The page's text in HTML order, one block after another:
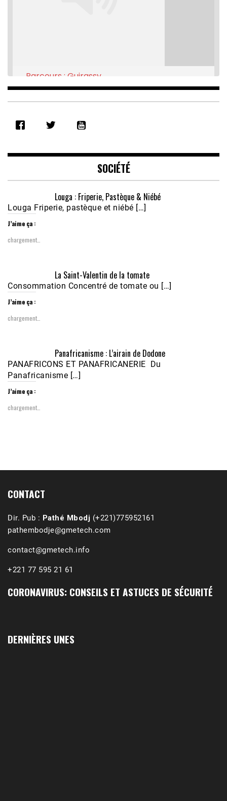
RSS FEED
EMBED
Parcours : Guirassy
Feb 16, 2021 • 28:08
Nobana (Podologue)
Feb 24, 2021 • 28mn
SOCIÉTÉ
Louga : Friperie, Pastèque & Niébé
Louga Friperie, pastèque et niébé […]
J’aime ça :
chargement…
La Saint-Valentin de la tomate
Consommation Concentré de tomate ou […]
J’aime ça :
chargement…
Panafricanisme : L’airain de Dodone
PANAFRICONS ET PANAFRICANERIE Du
Panafricanisme […]
J’aime ça :
chargement…
CONTACT
Dir. Pub : Pathé Mbodj (+221)775952161
pathembodje@gmetech.com
contact@gmetech.info
+221 77 595 21 61
CORONAVIRUS: CONSEILS ET ASTUCES DE SÉCURITÉ
DERNIÈRES UNES